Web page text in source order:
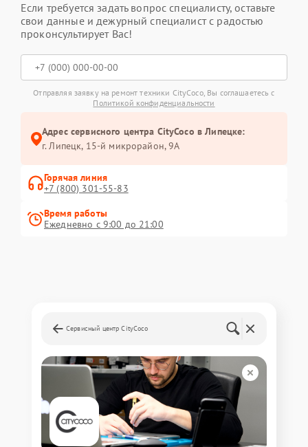
Если требуется задать вопрос специалисту, оставьте
свои данные и дежурный специалист с радостью
проконсультирует Вас!
Отправляя заявку на ремонт техники CityCoco, Вы соглашаетесь с
Политикой конфиденциальности
Адрес сервисного центра CityCoco в Липецке:
г. Липецк, 15-й микрорайон, 9А
Горячая линия
+7 (800) 301-55-83
Время работы
Ежедневно с 9:00 до 21:00
Сервисный центр CityCoco